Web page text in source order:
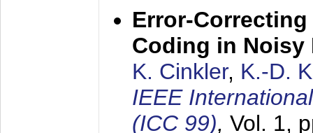
Error-
Coding in Noisy
K. Cinkler, K.-D.
IEEE
(ICC 99), Vol. 1,